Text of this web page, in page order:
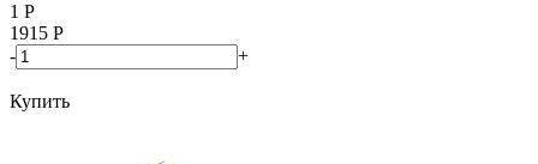
1 Р
1915 Р
-
+
Купить